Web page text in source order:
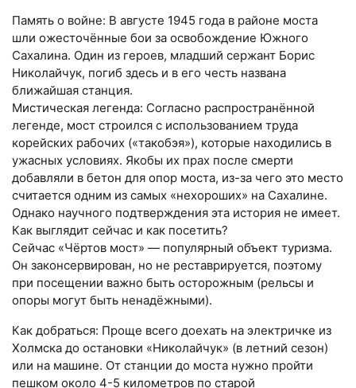
Память о войне: В августе 1945 года в районе моста
шли ожесточённые бои за освобождение Южного
Сахалина. Один из героев, младший сержант Борис
Николайчук, погиб здесь и в его честь названа
ближайшая станция.
Мистическая легенда: Согласно распространённой
легенде, мост строился с использованием труда
корейских рабочих («такобэя»), которые находились в
ужасных условиях. Якобы их прах после смерти
добавляли в бетон для опор моста, из-за чего это место
считается одним из самых «нехороших» на Сахалине.
Однако научного подтверждения эта история не имеет.
Как выглядит сейчас и как посетить?
Сейчас «Чёртов мост» — популярный объект туризма.
Он законсервирован, но не реставрируется, поэтому
при посещении важно быть осторожным (рельсы и
опоры могут быть ненадёжными).
Как добраться: Проще всего доехать на электричке из
Холмска до остановки «Николайчук» (в летний сезон)
или на машине. От станции до моста нужно пройти
пешком около 4-5 километров по старой